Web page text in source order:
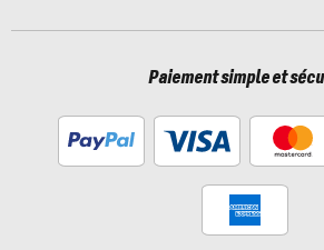
Paiement simple et